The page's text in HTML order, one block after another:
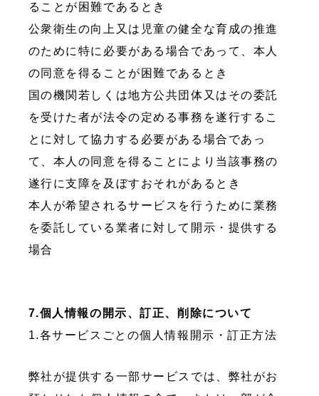
ることが困難であるとき
公衆衛生の向上又は児童の健全な育成の推進
のために特に必要がある場合であって、本人
の同意を得ることが困難であるとき
国の機関若しくは地方公共団体又はその委託
を受けた者が法令の定める事務を遂行するこ
とに対して協力する必要がある場合であっ
て、本人の同意を得ることにより当該事務の
遂行に支障を及ぼすおそれがあるとき
本人が希望されるサービスを行うために業務
を委託している業者に対して開示・提供する
場合
7.個人情報の開示、訂正、削除について
1.各サービスごとの個人情報開示・訂正方法
弊社が提供する一部サービスでは、弊社がお